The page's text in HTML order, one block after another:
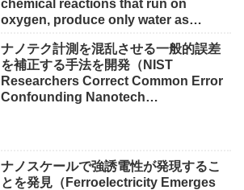
chemical reactions that run on
oxygen, produce only water as
ナノテク計測を混乱させる一般的誤差
を補正する手法を開発（NIST
Researchers Correct Common Error
Confounding Nanotech
ナノスケールで強誘電性が発現するこ
とを発見（Ferroelectricity Emerges